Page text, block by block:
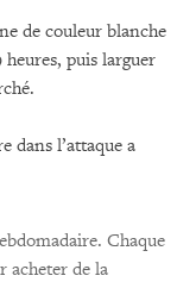
de couleur blanche
puis larguer
dans l’attaque a
Chaque
acheter de la